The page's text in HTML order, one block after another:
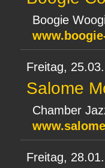
Boogie
Freitag,
Salome
Chamber
Freitag,